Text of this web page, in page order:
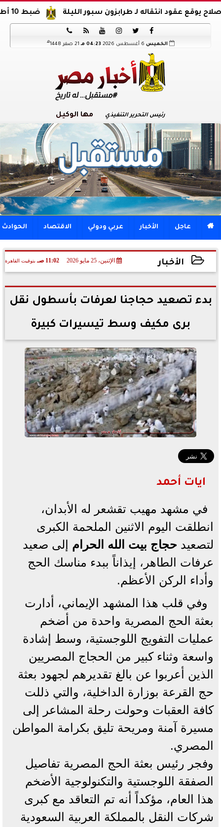
ضبط 10 أطنان أحشاء غير صالحة للاستهلاك الآدمي بالعمرانية لـ طرابزون سبور الليلة






الخميس 04:23 مـ 21 صفر 1448 هـ
رئيس التحرير التنفيذي مها الوكيل
 عاجل الأخبار عربي ودولي الاقتصاد الحوادث
الأخبار الإثنين، 25 مايو 2026 11:02 صـ بتوقيت القاهرة
2026-05-25 11:02:46
بدء تصعيد حجاجنا لعرفات بأسطول نقل
برى مكيف وسط تيسيرات كبيرة
ايات أحمد
في مشهد مهيب تقشعر له الأبدان،
انطلقت اليوم الاثنين الملحمة الكبرى
لتصعيد حجاج بيت الله الحرام إلى صعيد
عرفات الطاهر، إيذاناً ببدء مناسك الحج
وأداء الركن الأعظم.
وفي قلب هذا المشهد الإيماني، أدارت
بعثة الحج المصرية واحدة من أضخم
عمليات التفويج اللوجستية، وسط إشادة
واسعة وثناء كبير من الحجاج المصريين
الذين أعربوا عن بالغ تقديرهم لجهود بعثة
حج القرعة بوزارة الداخلية، والتي ذللت
كافة العقبات وحولت رحلة المشاعر إلى
مسيرة آمنة ومريحة تليق بكرامة المواطن
المصري.
وفجر رئيس بعثة الحج المصرية تفاصيل
الصفقة اللوجستية والتكنولوجية الأضخم
هذا العام، مؤكداً أنه تم التعاقد مع كبرى
شركات النقل بالمملكة العربية السعودية